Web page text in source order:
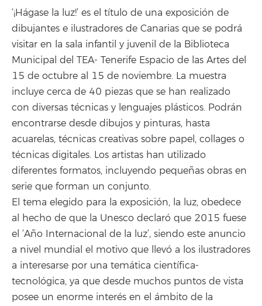
‘¡Hágase la luz!’ es el título de una exposición de
dibujantes e ilustradores de Canarias que se podrá
visitar en la sala infantil y juvenil de la Biblioteca
Municipal del TEA- Tenerife Espacio de las Artes del
15 de octubre al 15 de noviembre. La muestra
incluye cerca de 40 piezas que se han realizado
con diversas técnicas y lenguajes plásticos. Podrán
encontrarse desde dibujos y pinturas, hasta
acuarelas, técnicas creativas sobre papel, collages o
técnicas digitales. Los artistas han utilizado
diferentes formatos, incluyendo pequeñas obras en
serie que forman un conjunto.
El tema elegido para la exposición, la luz, obedece
al hecho de que la Unesco declaró que 2015 fuese
el ‘Año Internacional de la luz’, siendo este anuncio
a nivel mundial el motivo que llevó a los ilustradores
a interesarse por una temática científica-
tecnológica, ya que desde muchos puntos de vista
posee un enorme interés en el ámbito de la